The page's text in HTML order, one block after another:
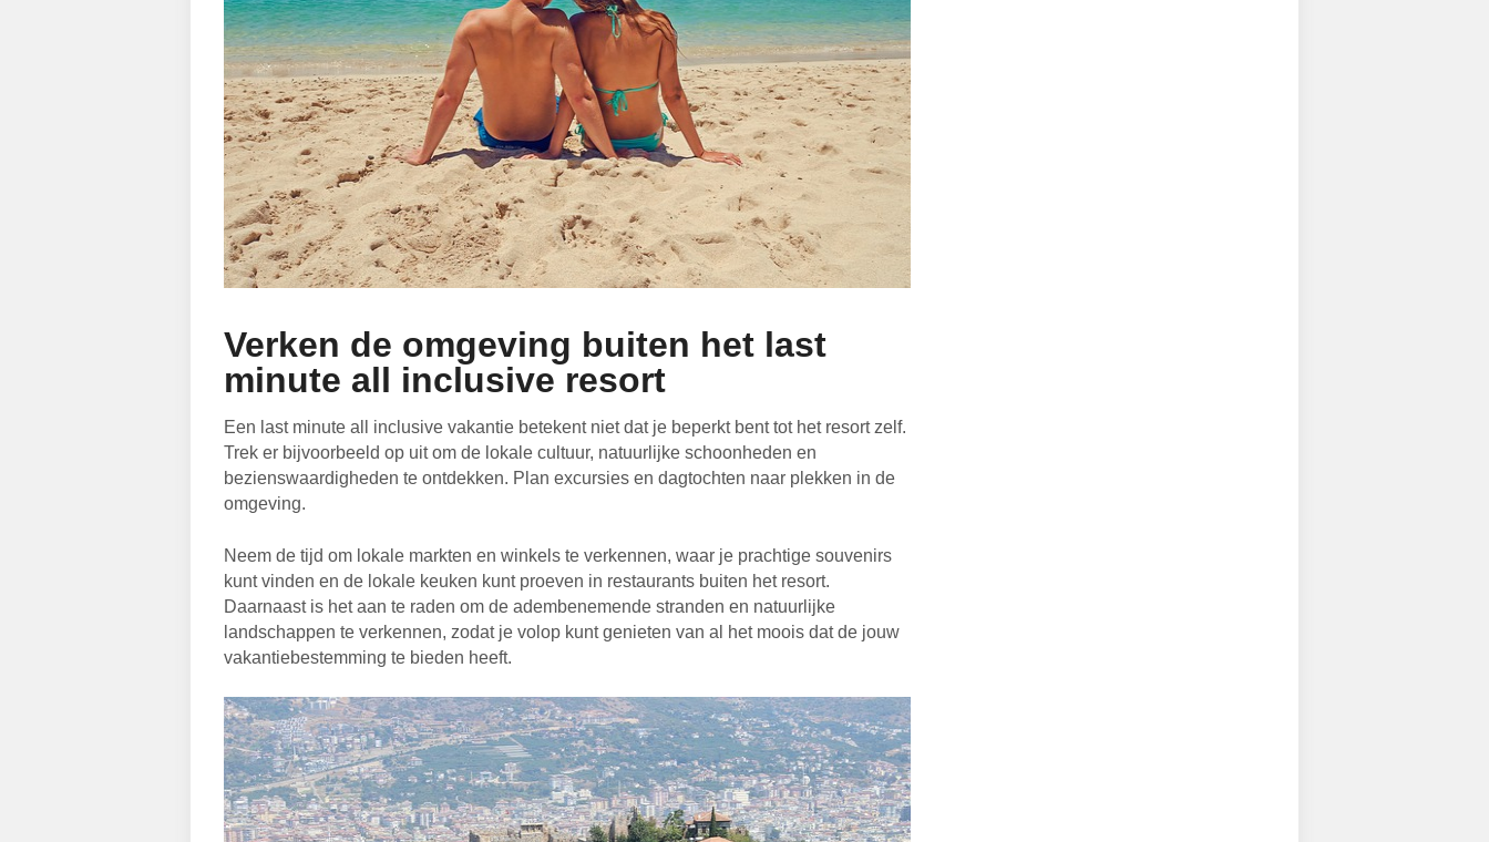
Verken de omgeving buiten het last
minute all inclusive resort
Een last minute all inclusive vakantie betekent niet dat je beperkt bent tot het resort zelf.
Trek er bijvoorbeeld op uit om de lokale cultuur, natuurlijke schoonheden en
bezienswaardigheden te ontdekken. Plan excursies en dagtochten naar plekken in de
omgeving.
Neem de tijd om lokale markten en winkels te verkennen, waar je prachtige souvenirs
kunt vinden en de lokale keuken kunt proeven in restaurants buiten het resort.
Daarnaast is het aan te raden om de adembenemende stranden en natuurlijke
landschappen te verkennen, zodat je volop kunt genieten van al het moois dat de jouw
vakantiebestemming te bieden heeft.